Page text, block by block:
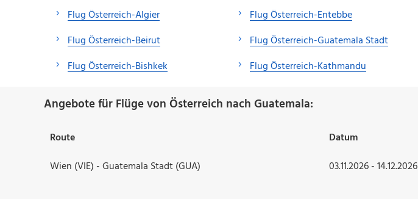
Flug Österreich-Algier
Flug Österreich-Beirut
Flug Österreich-Bishkek
Flug Österreich-Entebbe
Flug Österreich-Guatemala Stadt
Flug Österreich-Kathmandu
Angebote für Flüge von Österreich nach Guatemala:
Route Datum
Wien (VIE) - Guatemala Stadt (GUA)
03.11.2026 - 14.12.2026